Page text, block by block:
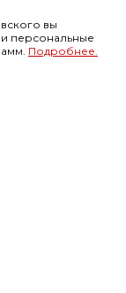
вы
персональные
Подробнее.